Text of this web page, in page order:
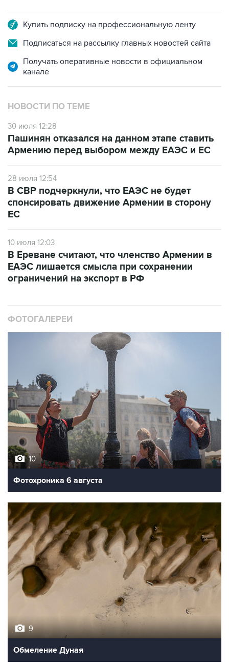
Купить подписку на профессиональную ленту
Подписаться на рассылку главных новостей сайта
Получать оперативные новости в официальном
канале
НОВОСТИ ПО ТЕМЕ
30 июля 12:28
Пашинян отказался на данном этапе ставить
Армению перед выбором между ЕАЭС и ЕС
28 июля 12:54
В СВР подчеркнули, что ЕАЭС не будет
спонсировать движение Армении в сторону
ЕС
10 июля 12:03
В Ереване считают, что членство Армении в
ЕАЭС лишается смысла при сохранении
ограничений на экспорт в РФ
ФОТОГАЛЕРЕИ
10
Фотохроника 6 августа
9
Обмеление Дуная